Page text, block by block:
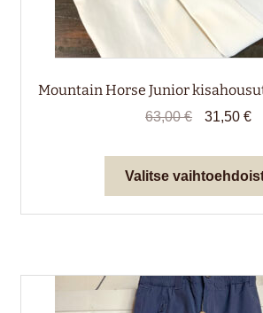
Mountain Horse Junior
63,00€
oli:
63,00 €.
31,50 €
Valitse